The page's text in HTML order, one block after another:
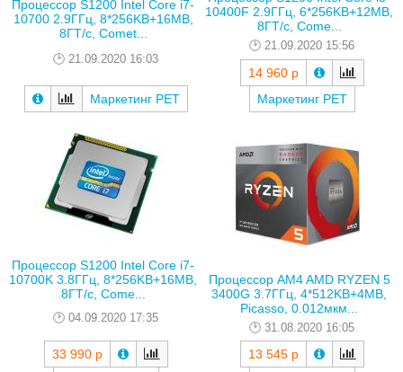
Процессор S1200 Intel Core i7-
10700 2.9ГГц, 8*256KB+16MB,
8ГТ/с, Comet...
21.09.2020 16:03
Маркетинг РЕТ
10400F 2.9ГГц, 6*256KB+12MB,
8ГТ/с, Come...
21.09.2020 15:56
14 960 р
Маркетинг РЕТ
Процессор S1200 Intel Core i7-
10700K 3.8ГГц, 8*256KB+16MB,
8ГТ/с, Come...
04.09.2020 17:35
33 990 р
Процессор AM4 AMD RYZEN 5
3400G 3.7ГГц, 4*512KB+4MB,
Picasso, 0.012мкм...
31.08.2020 16:05
13 545 р